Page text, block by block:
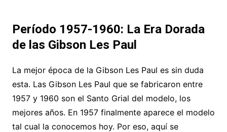
Período 1957-1960: La Era Dorada
de las Gibson Les Paul
La mejor época de la Gibson Les Paul es sin duda
esta. Las Gibson Les Paul que se fabricaron entre
1957 y 1960 son el Santo Grial del modelo, los
mejores años. En 1957 finalmente aparece el modelo
tal cual la conocemos hoy. Por eso, aquí se